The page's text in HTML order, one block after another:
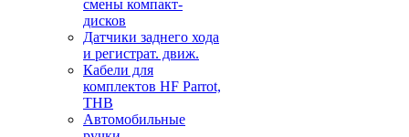
смены компакт-
дисков
Датчики заднего хода
и регистрат. движ.
Кабели для
комплектов HF Parrot,
THB
Автомобильные